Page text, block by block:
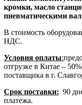
кромки, масло
пневматическими
В стоимость
НДС.
Условия оплаты:
отгрузке в Китае –
поставщика в г.
Срок поставки: 90
платежа.